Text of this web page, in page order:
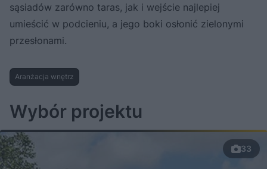
sąsiadów zarówno taras, jak i wejście najlepiej
umieścić w podcieniu, a jego boki osłonić zielonymi
przesłonami.
Aranżacja wnętrz
Wybór projektu
33